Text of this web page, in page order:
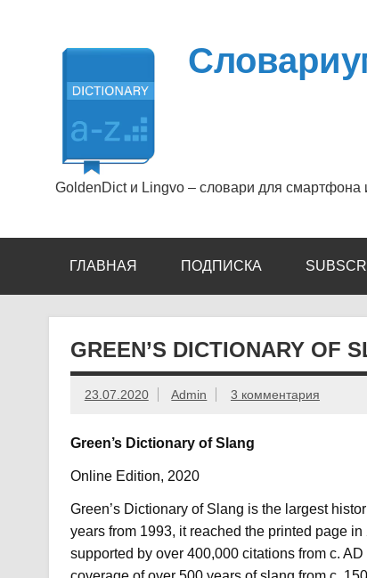
GoldenDict и Lingvo – словари для смартфона
ГЛАВНАЯ ПОДПИСКА
GREEN’S DICTIONARY OF
23.07.2020 Admin 3 комментария
Green’s Dictionary of Slang
Online Edition, 2020
Green’s Dictionary of Slang is the largest
years from 1993, it reached the printed page
supported by over 400,000 citations from c.